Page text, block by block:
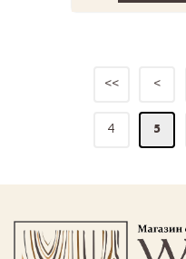
<< <
4 5